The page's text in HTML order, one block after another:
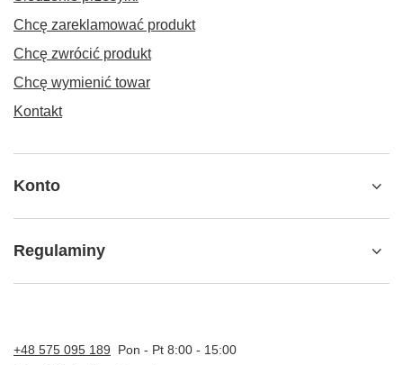
Chcę zareklamować produkt
Chcę zwrócić produkt
Chcę wymienić towar
Kontakt
Konto
Regulaminy
+48 575 095 189
Pon - Pt 8:00 - 15:00